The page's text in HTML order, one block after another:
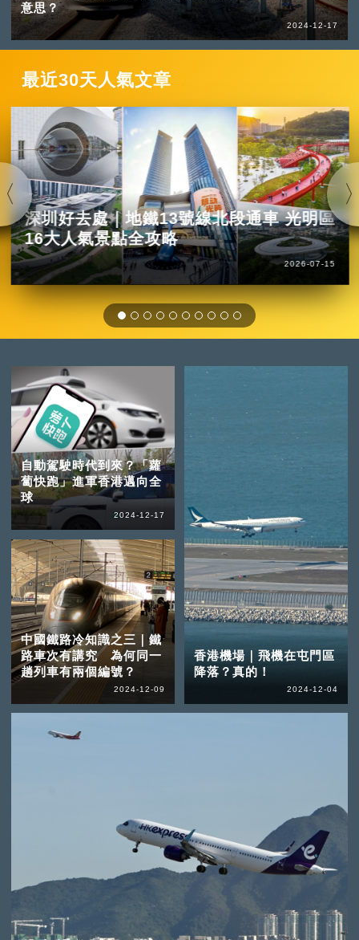
意思？
2024-12-17
最近30天人氣文章
深圳好去處｜地鐵13號線北段通車 光明區
16大人氣景點全攻略
2026-07-15
自動駕駛時代到來？「蘿
蔔快跑」進軍香港邁向全
球
2024-12-17
中國鐵路冷知識之三｜鐵
路車次有講究 為何同一
趟列車有兩個編號？
2024-12-09
香港機場｜飛機在屯門區
降落？真的！
2024-12-04